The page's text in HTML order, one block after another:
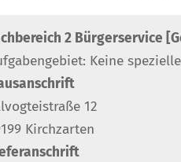
2 Bürgerservice
Keine
12
Kirchzarten